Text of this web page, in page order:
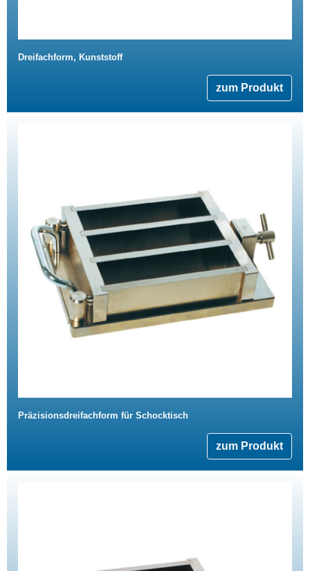
Dreifachform, Kunststoff
zum Produkt
Präzisionsdreifachform für Schocktisch
zum Produkt